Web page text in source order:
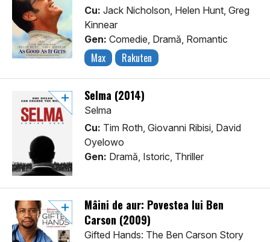
Cu: Jack Nicholson, Helen Hunt, Greg
Kinnear
Gen: Comedie, Dramă, Romantic
Max Rakuten
Selma (2014)
Selma
Cu: Tim Roth, Giovanni Ribisi, David
Oyelowo
Gen: Dramă, Istoric, Thriller
Mâini de aur: Povestea lui Ben
Carson (2009)
Gifted Hands: The Ben Carson Story